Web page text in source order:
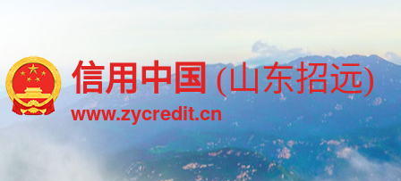
信用中国(山东招远)
www.zycredit.cn